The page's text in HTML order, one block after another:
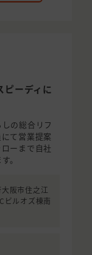
ピーディに
の総合リフ
て営業提案
ーまで自社
。
阪市住之江
ビルオズ棟南